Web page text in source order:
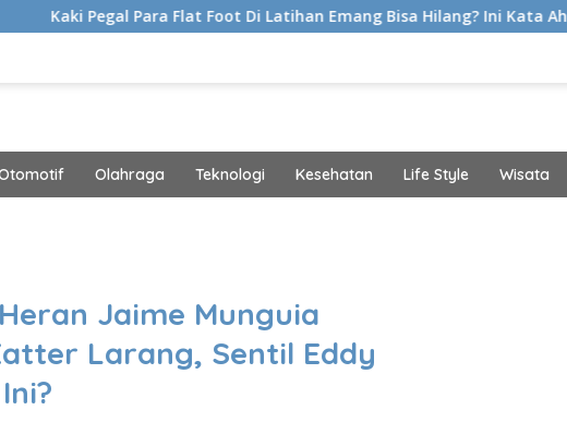
Para Flat Foot Di Latihan Emang Bisa Hilang? Ini Kata Ahli Kemakmuran
Olahraga Teknologi Kesehatan Life Style Wisata
Jaime Munguia
Larang, Sentil Eddy